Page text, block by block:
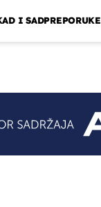
I SADPREPORUKE